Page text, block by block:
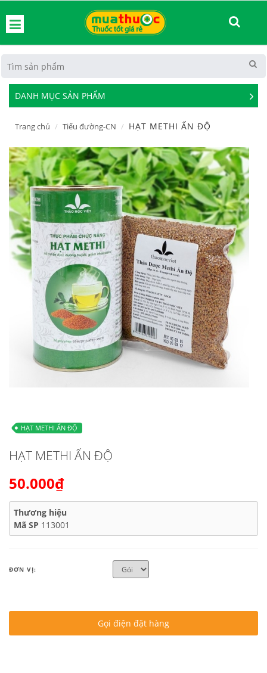
DANH MỤC SẢN PHẨM
See
Trang chủ Tiểu đường-CN HẠT METHI ẤN ĐỘ
HẠT METHI ẤN ĐỘ
HẠT METHI ẤN ĐỘ
50.000₫
Thương hiệu
Mã SP 113001
ĐƠN VỊ:
Gọi điện đặt hàng